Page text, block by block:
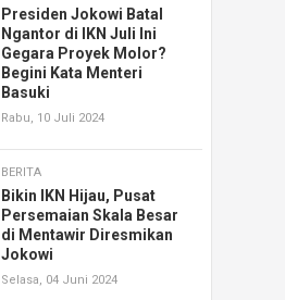
Presiden Jokowi Batal
Ngantor di IKN Juli Ini
Gegara Proyek Molor?
Begini Kata Menteri
Basuki
Rabu, 10 Juli 2024
BERITA
Bikin IKN Hijau, Pusat
Persemaian Skala Besar
di Mentawir Diresmikan
Jokowi
Selasa, 04 Juni 2024